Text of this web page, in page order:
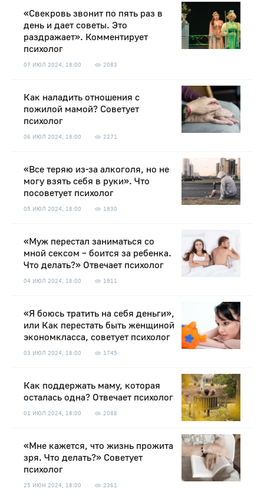
«Свекровь звонит по пять раз в
день и дает советы. Это
раздражает». Комментирует
психолог
07 ИЮЛ 2024, 18:00 2083
Как наладить отношения с
пожилой мамой? Советует
психолог
06 ИЮЛ 2024, 18:00 2271
«Все теряю из-за алкоголя, но не
могу взять себя в руки». Что
посоветует психолог
05 ИЮЛ 2024, 18:00 1830
«Муж перестал заниматься со
мной сексом – боится за ребенка.
Что делать?» Отвечает психолог
04 ИЮЛ 2024, 18:00 1911
«Я боюсь тратить на себя деньги»,
или Как перестать быть женщиной
экономкласса, советует психолог
03 ИЮЛ 2024, 18:00 1745
Как поддержать маму, которая
осталась одна? Отвечает психолог
01 ИЮЛ 2024, 18:00 2088
«Мне кажется, что жизнь прожита
зря. Что делать?» Советует
психолог
25 ИЮН 2024, 18:00 2361